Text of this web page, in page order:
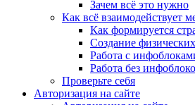
Зачем всё это нужно
Как всё взаимодействует
Как формируется
Создание
Работа с
Работа без
Проверьте себя
Авторизация на сайте